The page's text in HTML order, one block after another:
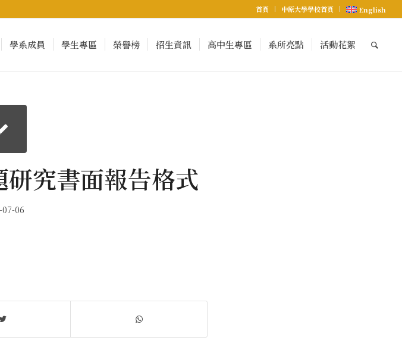
首頁 中原大學學校首頁 English
學系成員 學生專區 榮譽榜 招生資訊 高中生專區 系所亮點 活動花絮
究書面報告格式
07-06